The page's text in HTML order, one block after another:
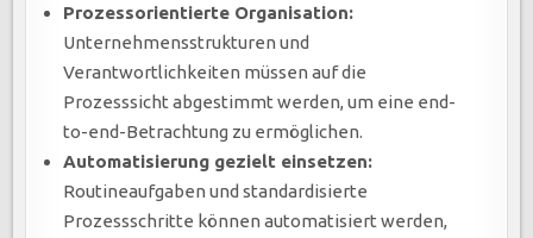
Prozessorientierte Organisation:
Unternehmensstrukturen und
Verantwortlichkeiten müssen auf die
Prozesssicht abgestimmt werden, um eine end-
to-end-Betrachtung zu ermöglichen.
Automatisierung gezielt einsetzen:
Routineaufgaben und standardisierte
Prozessschritte können automatisiert werden,